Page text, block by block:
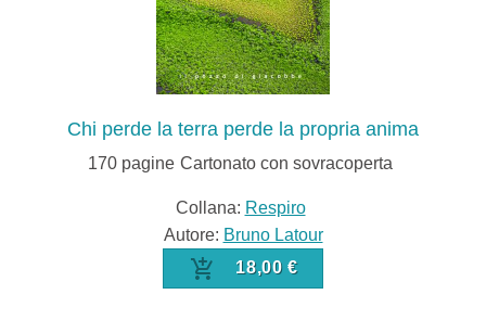
Chi perde la terra perde la propria anima
170 pagine Cartonato con sovracoperta
Collana: Respiro
Autore: Bruno Latour
18,00 €